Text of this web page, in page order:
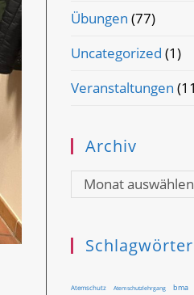
Übungen (77)
Uncategorized (1)
Veranstaltungen
Archiv
Archiv
Monat auswählen
Schlagwörter
Atemschutz Atemschutzlehrgang bma